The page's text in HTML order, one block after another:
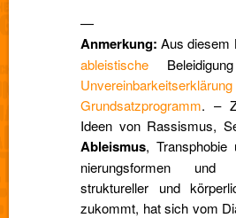
—
Anmerkung: Aus diesem
ableistische
Unvereinbarkeitserklärung
Grundsatzprogramm. –
Ideen von Ras­sis­mus,
Ableis­mus,
nie­rungs­for­men und
struktureller und
zukommt, hat sich vom